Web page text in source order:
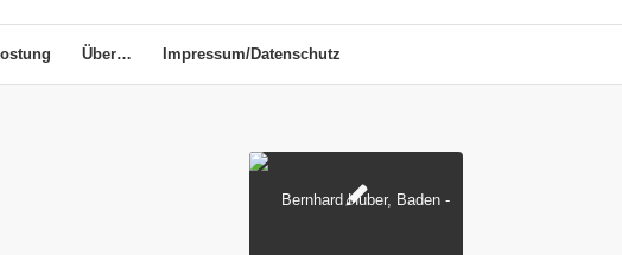
Über… Impressum/Datenschutz